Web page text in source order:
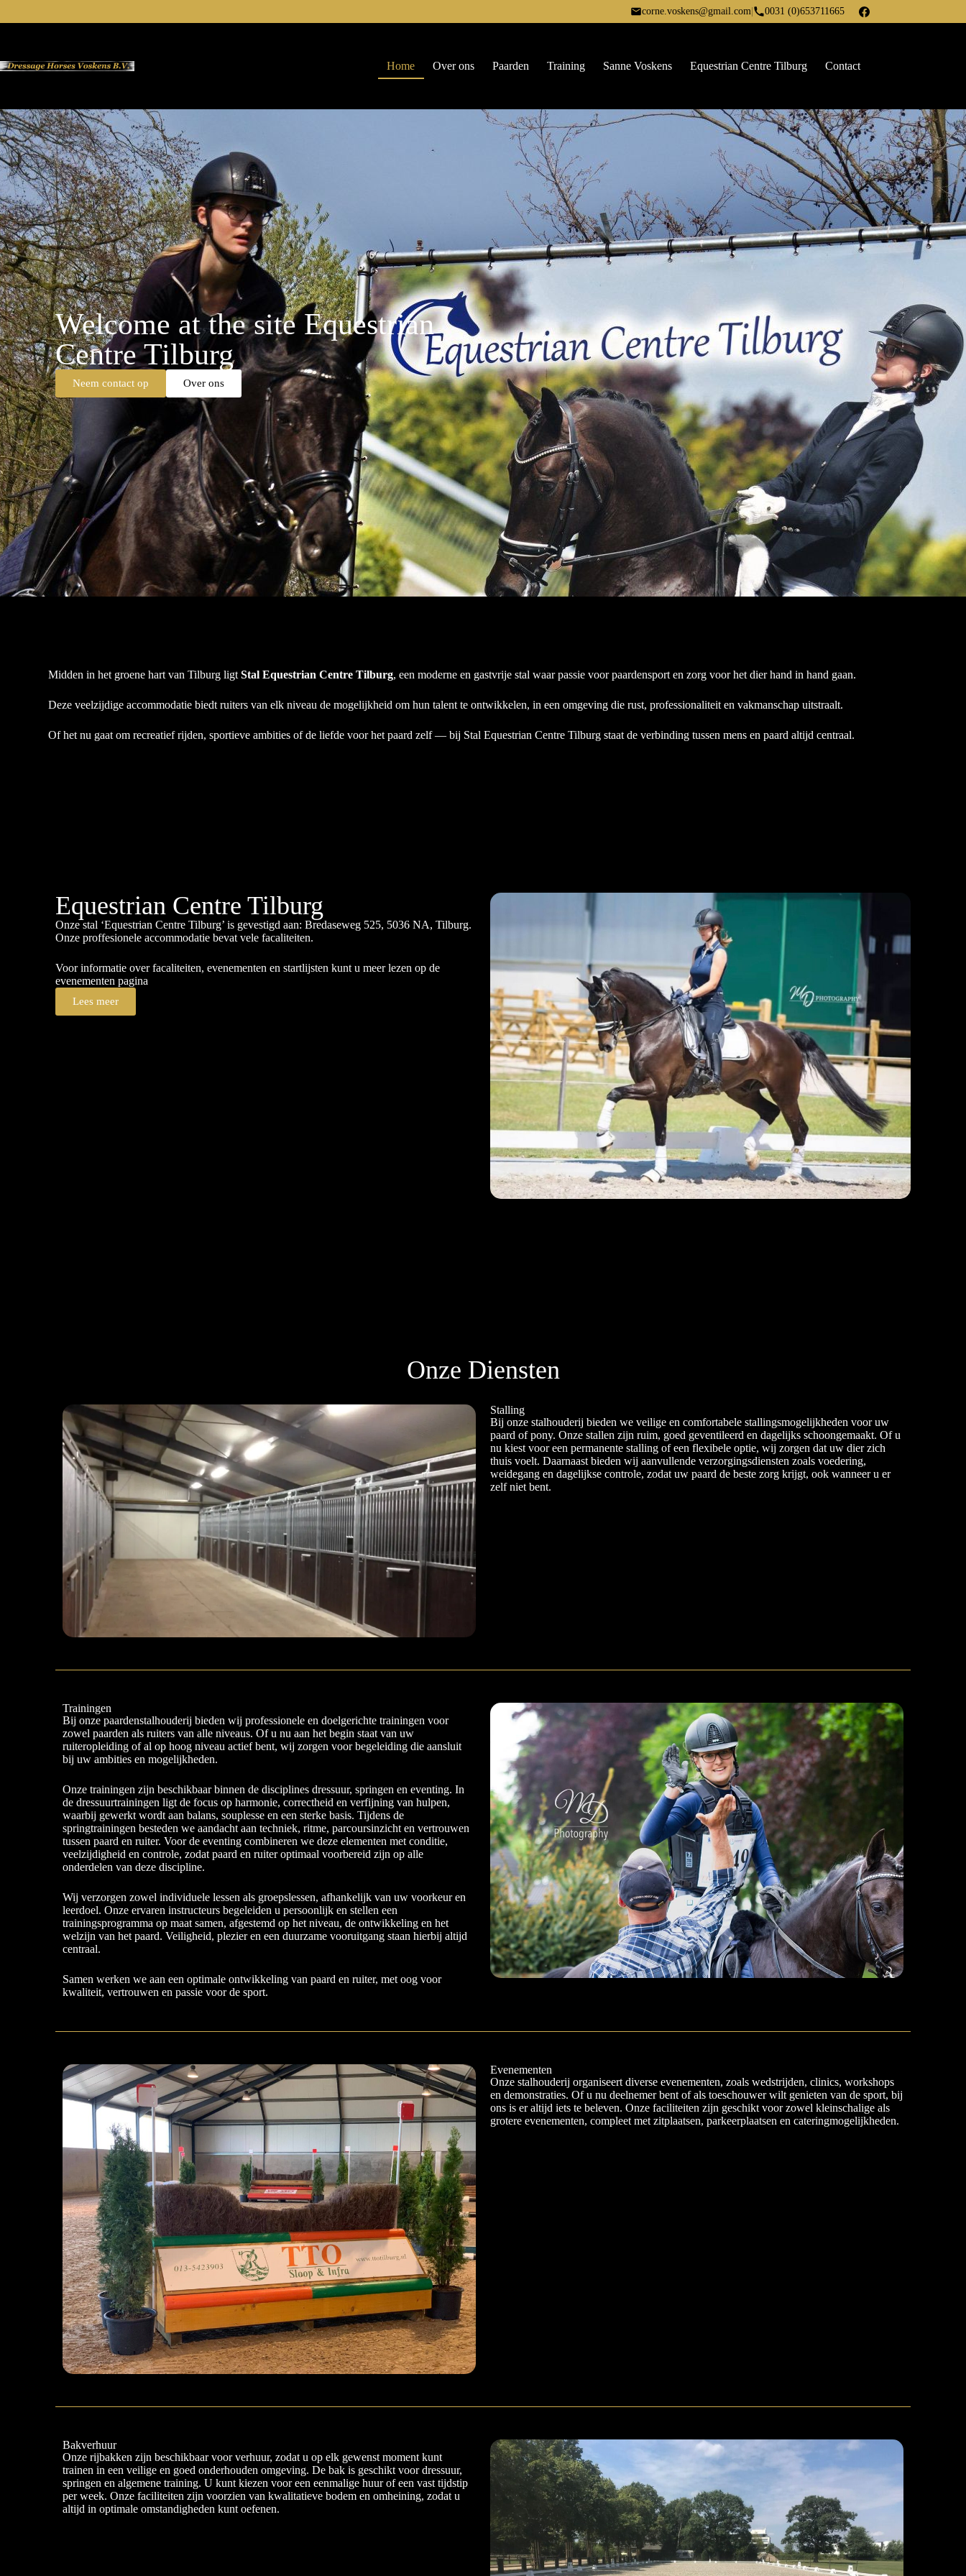
corne.voskens@gmail.com| 0031 (0)653711665
Home Over ons Paarden Training Sanne Voskens Equestrian Centre Tilburg Contact
Welcome at the site Equestrian
Centre Tilburg
Neem contact op Over ons
Midden in het groene hart van Tilburg ligtStal Equestrian Centre Tilburg, een moderne en gastvrije stal waar passie voor paardensport en zorg voor het dier hand in hand gaan.
Deze veelzijdige accommodatie biedt ruiters van elk niveau de mogelijkheid om hun talent te ontwikkelen, in een omgeving die rust, professionaliteit en vakmanschap uitstraalt.
Of het nu gaat om recreatief rijden, sportieve ambities of de liefde voor het paard zelf — bij Stal Equestrian Centre Tilburg staat de verbinding tussen mens en paard altijd centraal.
Equestrian Centre Tilburg
Onze stal ‘Equestrian Centre Tilburg’ is gevestigd aan: Bredaseweg 525, 5036 NA, Tilburg.
Onze proffesionele accommodatie bevat vele facaliteiten.
Voor informatie over facaliteiten, evenementen en startlijsten kunt u meer lezen op de
evenementen pagina
Lees meer
Onze Diensten
Stalling
Bij onze stalhouderij bieden we veilige en comfortabele stallingsmogelijkheden voor uw
paard of pony. Onze stallen zijn ruim, goed geventileerd en dagelijks schoongemaakt. Of u
nu kiest voor een permanente stalling of een flexibele optie, wij zorgen dat uw dier zich
thuis voelt. Daarnaast bieden wij aanvullende verzorgingsdiensten zoals voedering,
weidegang en dagelijkse controle, zodat uw paard de beste zorg krijgt, ook wanneer u er
zelf niet bent.
Trainingen
Bij onze paardenstalhouderij bieden wij professionele en doelgerichte trainingen voor
zowel paarden als ruiters van alle niveaus. Of u nu aan het begin staat van uw
ruiteropleiding of al op hoog niveau actief bent, wij zorgen voor begeleiding die aansluit
bij uw ambities en mogelijkheden.
Onze trainingen zijn beschikbaar binnen de disciplines dressuur, springen en eventing. In
de dressuurtrainingen ligt de focus op harmonie, correctheid en verfijning van hulpen,
waarbij gewerkt wordt aan balans, souplesse en een sterke basis. Tijdens de
springtrainingen besteden we aandacht aan techniek, ritme, parcoursinzicht en vertrouwen
tussen paard en ruiter. Voor de eventing combineren we deze elementen met conditie,
veelzijdigheid en controle, zodat paard en ruiter optimaal voorbereid zijn op alle
onderdelen van deze discipline.
Wij verzorgen zowel individuele lessen als groepslessen, afhankelijk van uw voorkeur en
leerdoel. Onze ervaren instructeurs begeleiden u persoonlijk en stellen een
trainingsprogramma op maat samen, afgestemd op het niveau, de ontwikkeling en het
welzijn van het paard. Veiligheid, plezier en een duurzame vooruitgang staan hierbij altijd
centraal.
Samen werken we aan een optimale ontwikkeling van paard en ruiter, met oog voor
kwaliteit, vertrouwen en passie voor de sport.
Evenementen
Onze stalhouderij organiseert diverse evenementen, zoals wedstrijden, clinics, workshops
en demonstraties. Of u nu deelnemer bent of als toeschouwer wilt genieten van de sport, bij
ons is er altijd iets te beleven. Onze faciliteiten zijn geschikt voor zowel kleinschalige als
grotere evenementen, compleet met zitplaatsen, parkeerplaatsen en cateringmogelijkheden.
Bakverhuur
Onze rijbakken zijn beschikbaar voor verhuur, zodat u op elk gewenst moment kunt
trainen in een veilige en goed onderhouden omgeving. De bak is geschikt voor dressuur,
springen en algemene training. U kunt kiezen voor een eenmalige huur of een vast tijdstip
per week. Onze faciliteiten zijn voorzien van kwalitatieve bodem en omheining, zodat u
altijd in optimale omstandigheden kunt oefenen.